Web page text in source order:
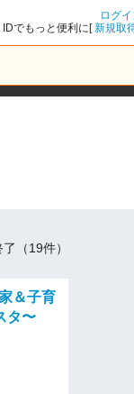
ログイ
IDでもっと便利に[新規取
（19件）
＆子育
タ〜